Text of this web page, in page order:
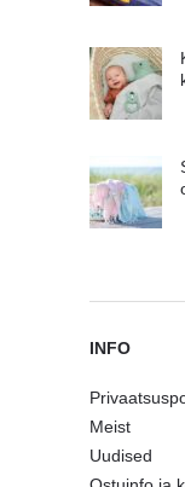
INFO
Meist
Uudised